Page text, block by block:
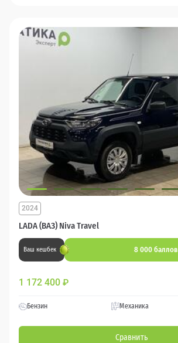
LADA (ВАЗ) Niva Travel
2024
Ваш кешбек 8 000 баллов
1 172 400 ₽
Бензин Механика
Сравнить